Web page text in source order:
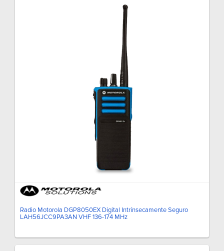
Radio Motorola DGP8050EX Digital Intrínsecamente Seguro
LAH56JCC9PA3AN VHF 136-174 MHz